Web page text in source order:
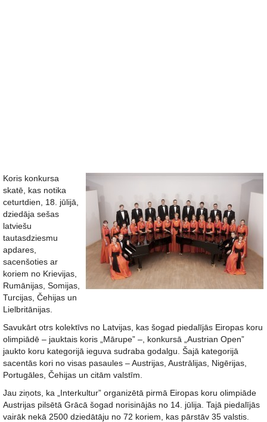
Koris konkursa
skatē, kas notika
ceturtdien, 18. jūlijā,
dziedāja sešas
latviešu
tautasdziesmu
apdares,
sacenšoties ar
koriem no Krievijas,
Rumānijas, Somijas,
Turcijas, Čehijas un
Lielbritānijas.
Savukārt otrs kolektīvs no Latvijas, kas šogad piedalījās Eiropas koru
olimpiādē – jauktais koris „Mārupe” –, konkursā „Austrian Open”
jaukto koru kategorijā ieguva sudraba godalgu. Šajā kategorijā
sacentās kori no visas pasaules – Austrijas, Austrālijas, Nigērijas,
Portugāles, Čehijas un citām valstīm.
Jau ziņots, ka „Interkultur” organizētā pirmā Eiropas koru olimpiāde
Austrijas pilsētā Grācā šogad norisinājās no 14. jūlija. Tajā piedalījās
vairāk nekā 2500 dziedātāju no 72 koriem, kas pārstāv 35 valstis.